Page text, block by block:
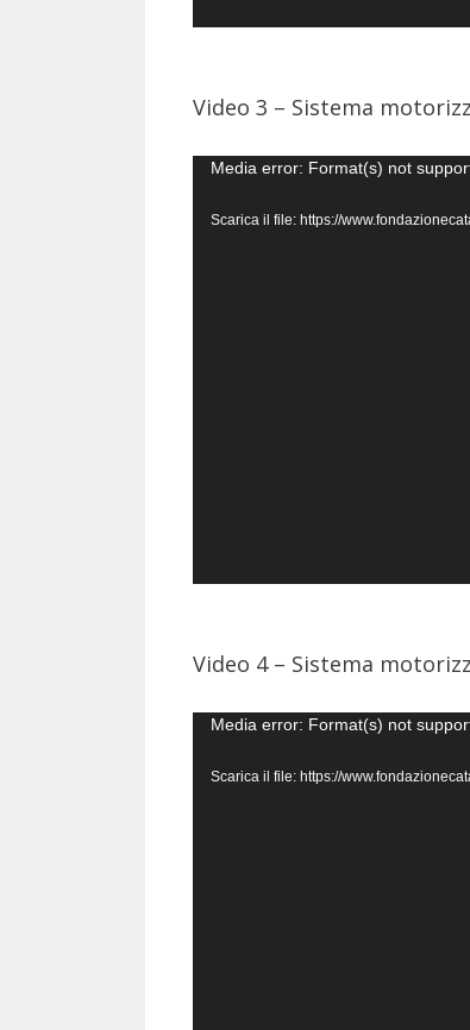
Video 3 – Sistema
Video
Media error: Format(s) not
Scarica il file: https://
Video 4 – Sistema
Video
Media error: Format(s) not
Scarica il file: https://